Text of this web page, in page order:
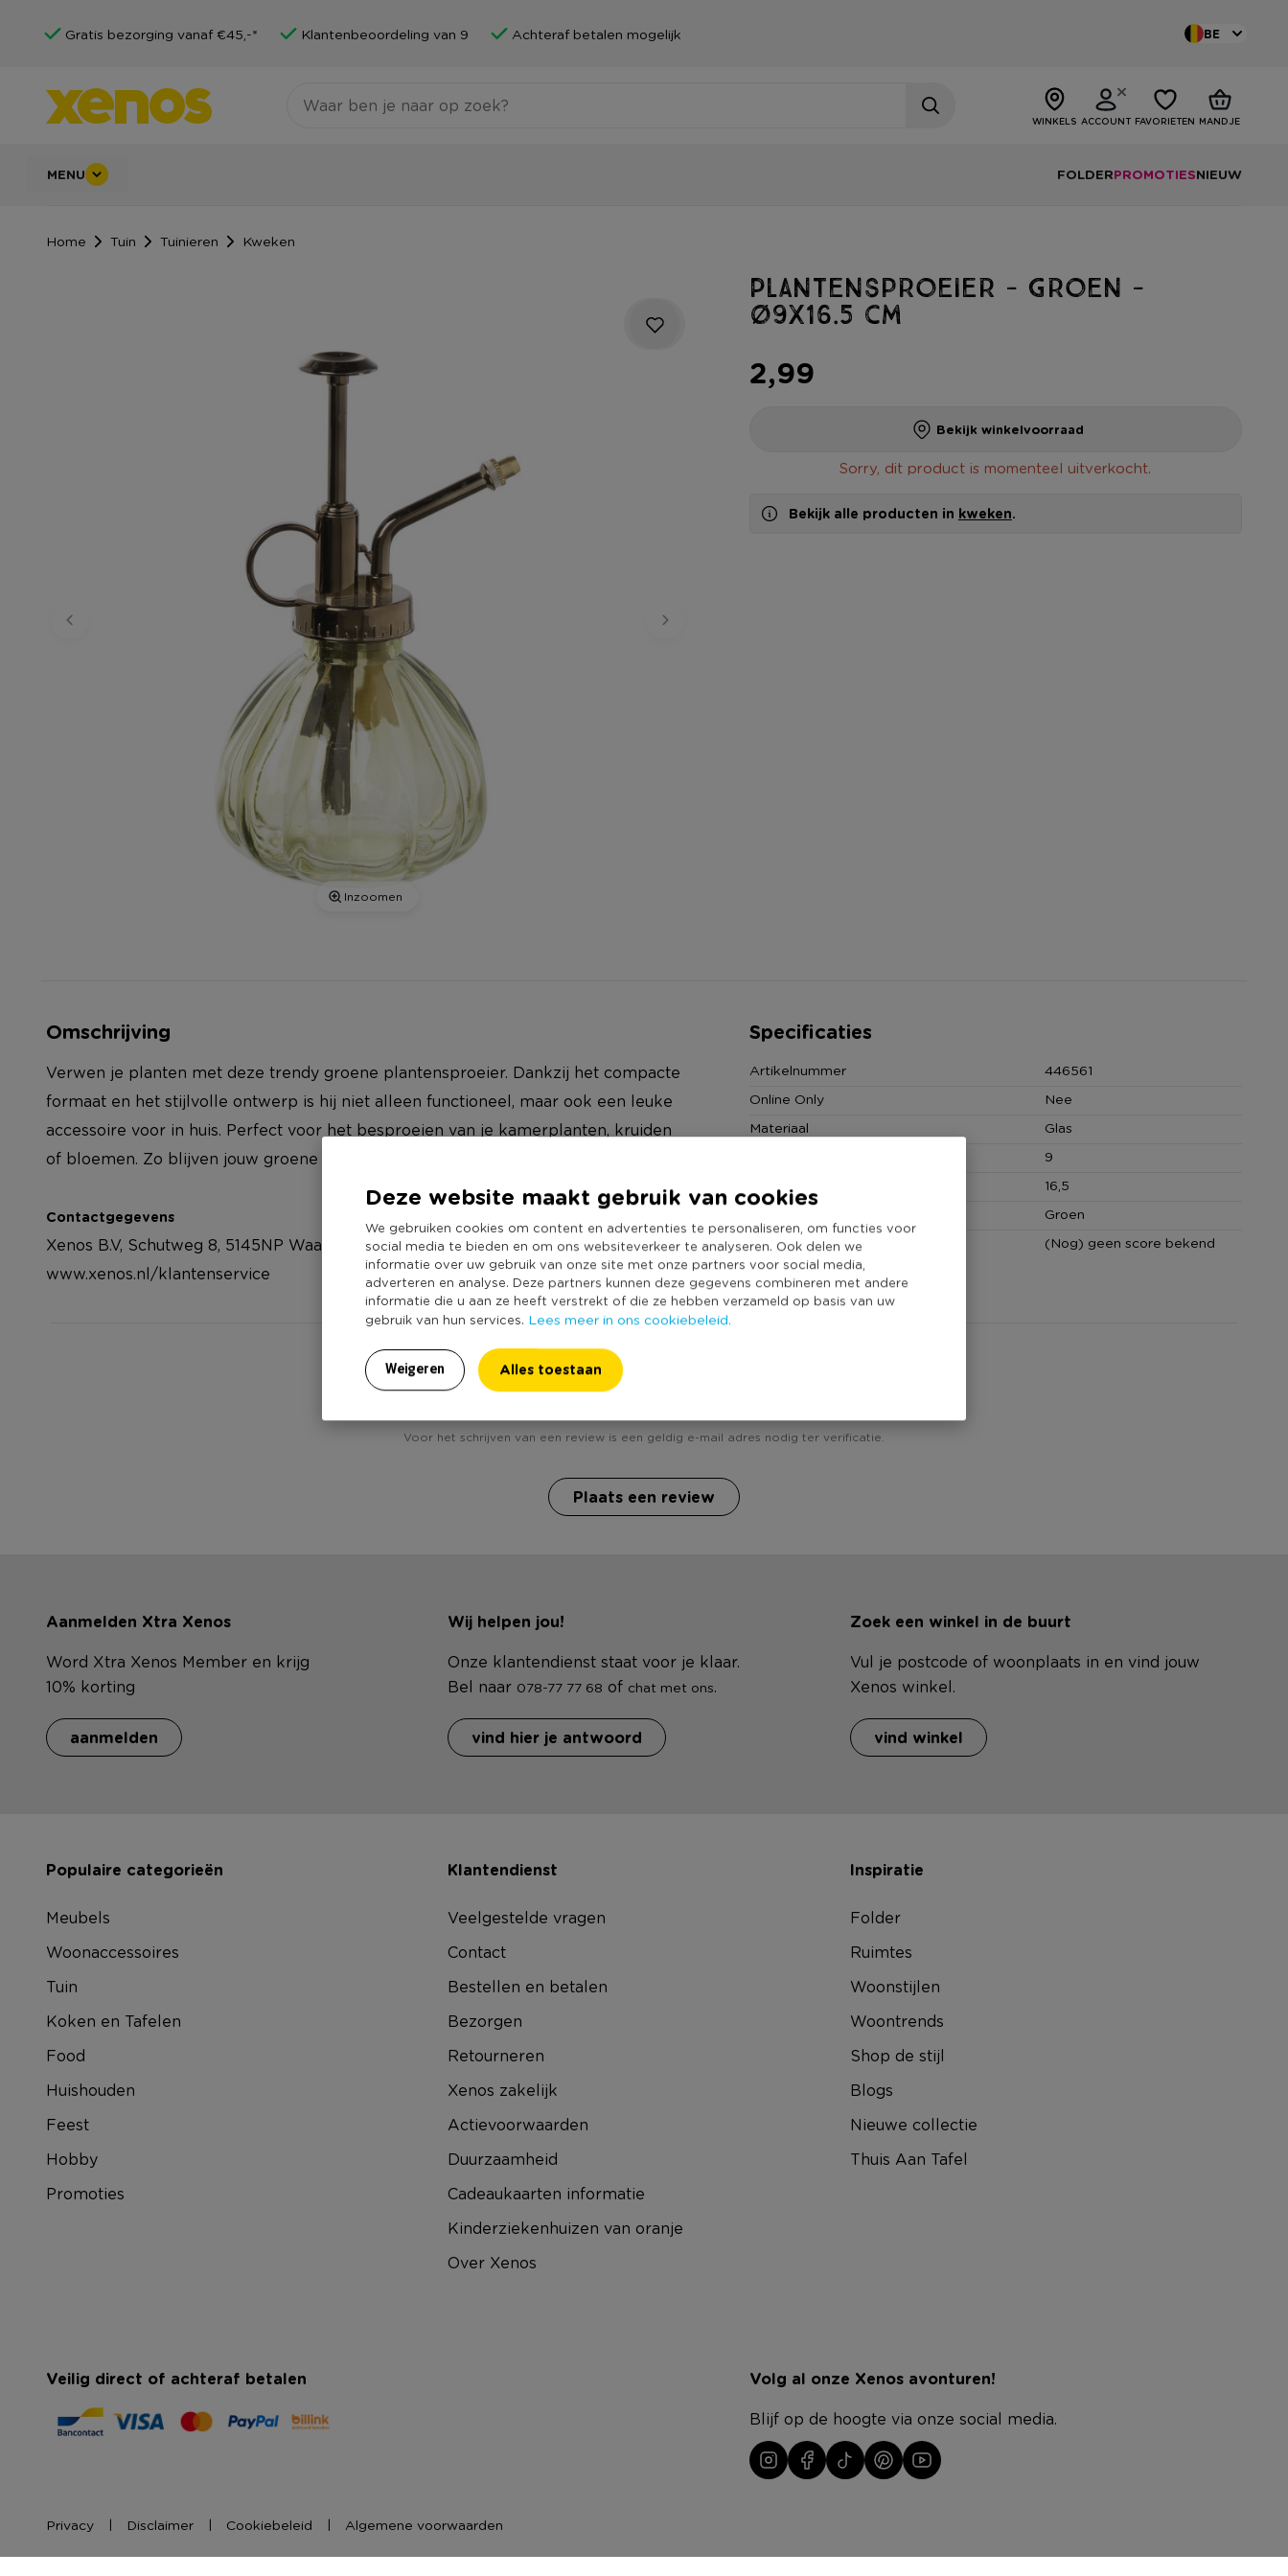
Deze website maakt gebruik van cookies
We gebruiken cookies om content en advertenties te personaliseren, om functies voor
social media te bieden en om ons websiteverkeer te analyseren. Ook delen we
informatie over uw gebruik van onze site met onze partners voor social media,
adverteren en analyse. Deze partners kunnen deze gegevens combineren met andere
informatie die u aan ze heeft verstrekt of die ze hebben verzameld op basis van uw
gebruik van hun services. Lees meer in ons cookiebeleid.
Weigeren Alles toestaan
Gratis bezorging vanaf €45,-* Klantenbeoordeling van 9 Achteraf betalen mogelijk BE
WINKELS ACCOUNT FAVORIETEN MANDJE
MENU FOLDERPROMOTIESNIEUW
Home Tuin Tuinieren Kweken
Inzoomen
Plantensproeier - groen -
ø9x16.5 cm
2,99
Bekijk winkelvoorraad
Sorry, dit product is momenteel uitverkocht.
Bekijk alle producten in kweken.
Omschrijving
Verwen je planten met deze trendy groene plantensproeier. Dankzij het compacte
formaat en het stijlvolle ontwerp is hij niet alleen functioneel, maar ook een leuke
accessoire voor in huis. Perfect voor het besproeien van je kamerplanten, kruiden
of bloemen. Zo blijven jouw groene vriendjes altijd gezond!
Contactgegevens
Xenos B.V, Schutweg 8, 5145NP Waalwijk, Nederland
www.xenos.nl/klantenservice
Specificaties
Artikelnummer
446561
Online Only
Nee
Materiaal
Glas
9
16,5
Groen
Duurzaamheidsscore
(Nog) geen score bekend
Heb jij Plantensproeier - groen - ø9x16.5 cm? Schrijf een review!
Voor het schrijven van een review is een geldig e-mail adres nodig ter verificatie.
Plaats een review
Aanmelden Xtra Xenos
Word Xtra Xenos Member en krijg
10% korting
aanmelden
Wij helpen jou!
Onze klantendienst staat voor je klaar.
Bel naar 078-77 77 68 of chat met ons.
vind hier je antwoord
Zoek een winkel in de buurt
Vul je postcode of woonplaats in en vind jouw
Xenos winkel.
vind winkel
Populaire categorieën
Meubels
Woonaccessoires
Tuin
Koken en Tafelen
Food
Huishouden
Feest
Hobby
Promoties
Klantendienst
Veelgestelde vragen
Contact
Bestellen en betalen
Bezorgen
Retourneren
Xenos zakelijk
Actievoorwaarden
Duurzaamheid
Cadeaukaarten informatie
Kinderziekenhuizen van oranje
Over Xenos
Inspiratie
Folder
Ruimtes
Woonstijlen
Woontrends
Shop de stijl
Blogs
Nieuwe collectie
Thuis Aan Tafel
Veilig direct of achteraf betalen Volg al onze Xenos avonturen!
Blijf op de hoogte via onze social media.
Privacy Disclaimer Cookiebeleid Algemene voorwaarden